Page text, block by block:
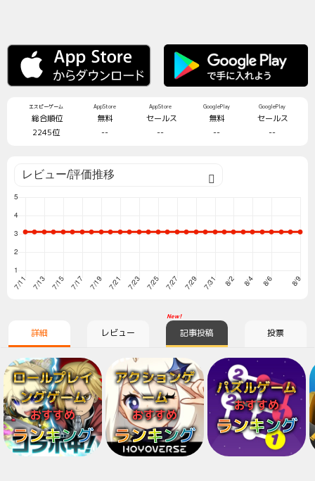
エスピーゲーム
総合順位
2245位
AppStore
無料
--
AppStore
セールス
--
GooglePlay
無料
--
GooglePlay
セールス
--
詳細 レビュー
New!
記事投稿 投票
ロールプレイ
ングゲーム
おすすめ
ランキング
アクションゲ
ーム
おすすめ
ランキング
パズルゲーム
おすすめ
ランキング